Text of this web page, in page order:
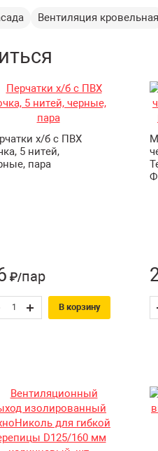
Вентиляция кровельная
х/б с ПВХ
5 нитей,
пара
₽/пар
В корзину